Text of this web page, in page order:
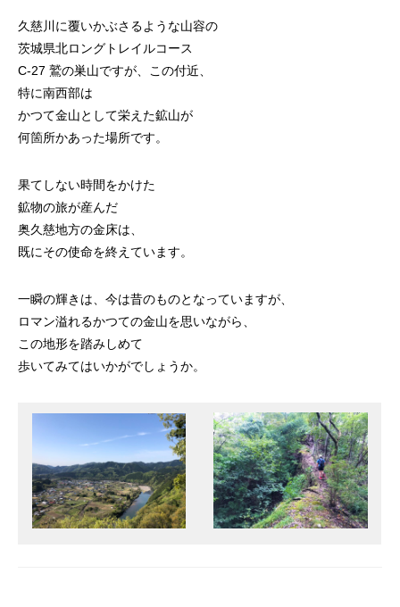
久慈川に覆いかぶさるような山容の
茨城県北ロングトレイルコース
C-27 鷲の巣山ですが、この付近、
特に南西部は
かつて金山として栄えた鉱山が
何箇所かあった場所です。
果てしない時間をかけた
鉱物の旅が産んだ
奥久慈地方の金床は、
既にその使命を終えています。
一瞬の輝きは、今は昔のものとなっていますが、
ロマン溢れるかつての金山を思いながら、
この地形を踏みしめて
歩いてみてはいかがでしょうか。